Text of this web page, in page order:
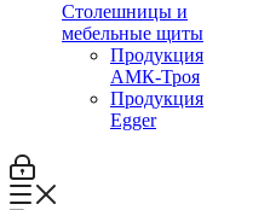
Столешницы и
мебельные щиты
Продукция
АМК-Троя
Продукция
Egger